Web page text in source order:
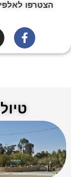
הצטרפו